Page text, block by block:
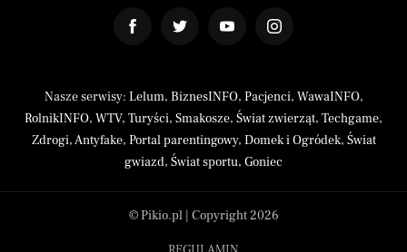
Nasze serwisy: Lelum, BiznesINFO, Pacjenci, WawaINFO,
RolnikINFO, WTV, Turyści, Smakosze, Świat zwierząt, Techgame,
Zdrogi,Antyfake, Portal parentingowy, Domek i Ogródek, Świat
gwiazd, Świat sportu, Goniec
© Pikio.pl | Copyright 2026